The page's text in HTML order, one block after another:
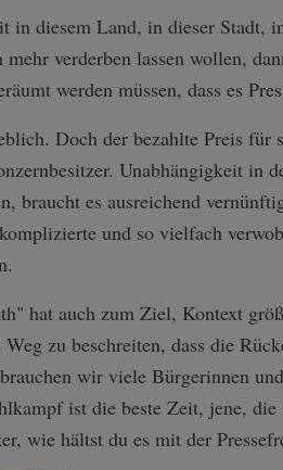
in diesem Land, in dieser
verderben lassen wollen,
werden müssen, dass es
Doch der bezahlte Preis
Unabhängigkeit in
braucht es ausreichend
und so vielfach
hat auch zum Ziel, Kontext
zu beschreiten, dass die
wir viele Bürgerinnen
ist die beste Zeit, jene,
wie hältst du es mit der